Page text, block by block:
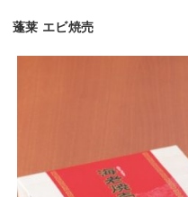
蓬莱 エビ焼売